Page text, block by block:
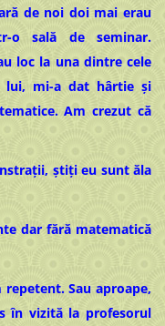
de noi doi mai erau
o sală de seminar.
loc la una dintre cele
lui, mi-a dat hârtie și
Am crezut că
știți eu sunt ăla
dar fără matematică
Sau aproape,
în vizită la profesorul